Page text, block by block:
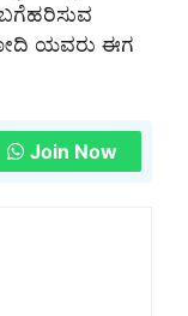
ಯವರು ಈಗ
Join Now